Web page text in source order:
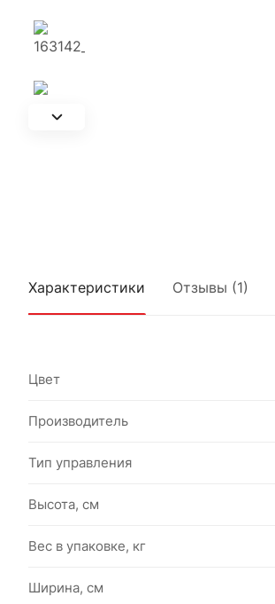
Характеристики Отзывы (1)
Цвет
Производитель
Тип управления
Высота, см
Вес в упаковке, кг
Ширина, см